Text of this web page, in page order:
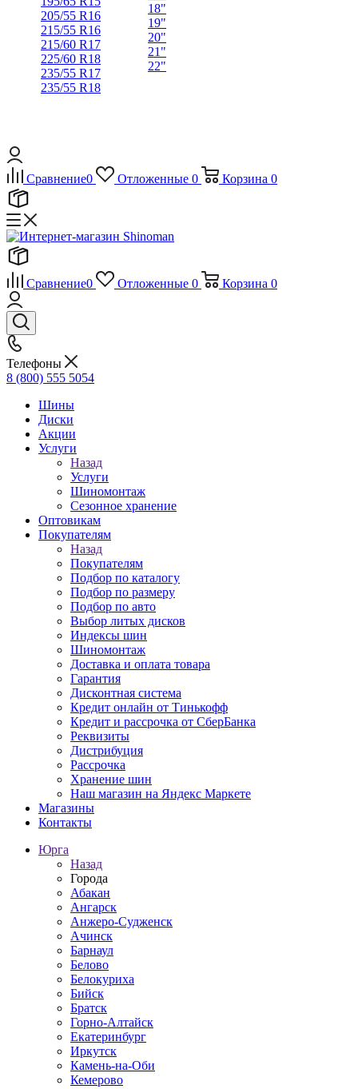
205/55 R16
215/55 R16
215/60 R17
225/60 R18
235/55 R17
235/55 R18
18"
19"
20"
21"
22"
Сравнение0 Отложенные 0 Корзина 0
Сравнение0 Отложенные 0 Корзина 0
Телефоны
8 (800) 555 5054
Шины
Диски
Акции
Услуги
Назад
Услуги
Шиномонтаж
Сезонное хранение
Оптовикам
Покупателям
Назад
Покупателям
Подбор по каталогу
Подбор по размеру
Подбор по авто
Выбор литых дисков
Индексы шин
Шиномонтаж
Доставка и оплата товара
Гарантия
Дисконтная система
Кредит онлайн от Тинькофф
Кредит и рассрочка от СберБанка
Реквизиты
Дистрибуция
Рассрочка
Хранение шин
Наш магазин на Яндекс Маркете
Магазины
Контакты
Юрга
Назад
Города
Абакан
Ангарск
Анжеро-Судженск
Ачинск
Барнаул
Белово
Белокуриха
Бийск
Братск
Горно-Алтайск
Екатеринбург
Иркутск
Камень-на-Оби
Кемерово